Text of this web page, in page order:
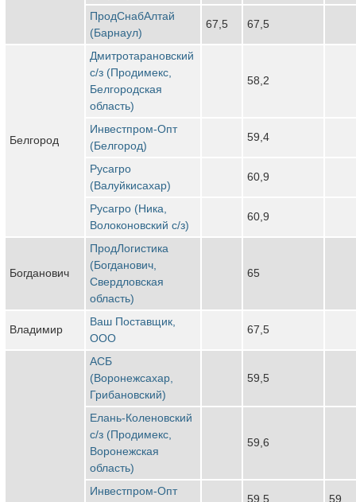
ПродСнабАлтай
(Барнаул)
67,5 67,5
Белгород
Дмитротарановский
с/з (Продимекс,
Белгородская
область)
58,2
Инвестпром-Опт
(Белгород)
59,4
Русагро
(Валуйкисахар)
60,9
Русагро (Ника,
Волоконовский с/з)
60,9
Богданович
ПродЛогистика
(Богданович,
Свердловская
область)
65
Владимир
Ваш Поставщик,
ООО
67,5
АСБ
(Воронежсахар,
Грибановский)
59,5
Елань-Коленовский
с/з (Продимекс,
Воронежская
область)
59,6
Инвестпром-Опт
59,5 59